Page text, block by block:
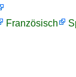
Französisch